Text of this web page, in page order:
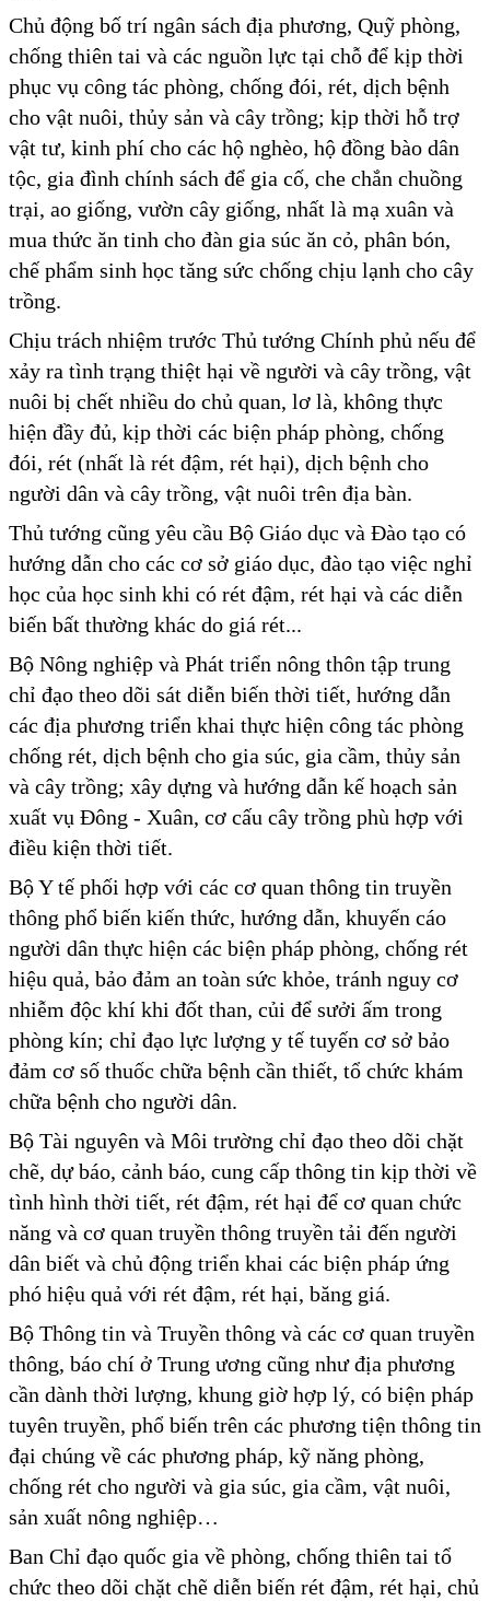
Chủ động bố trí ngân sách địa phương, Quỹ phòng,
chống thiên tai và các nguồn lực tại chỗ để kịp thời
phục vụ công tác phòng, chống đói, rét, dịch bệnh
cho vật nuôi, thủy sản và cây trồng; kịp thời hỗ trợ
vật tư, kinh phí cho các hộ nghèo, hộ đồng bào dân
tộc, gia đình chính sách để gia cố, che chắn chuồng
trại, ao giống, vườn cây giống, nhất là mạ xuân và
mua thức ăn tinh cho đàn gia súc ăn cỏ, phân bón,
chế phẩm sinh học tăng sức chống chịu lạnh cho cây
trồng.
Chịu trách nhiệm trước Thủ tướng Chính phủ nếu để
xảy ra tình trạng thiệt hại về người và cây trồng, vật
nuôi bị chết nhiều do chủ quan, lơ là, không thực
hiện đầy đủ, kịp thời các biện pháp phòng, chống
đói, rét (nhất là rét đậm, rét hại), dịch bệnh cho
người dân và cây trồng, vật nuôi trên địa bàn.
Thủ tướng cũng yêu cầu Bộ Giáo dục và Đào tạo có
hướng dẫn cho các cơ sở giáo dục, đào tạo việc nghỉ
học của học sinh khi có rét đậm, rét hại và các diễn
biến bất thường khác do giá rét...
Bộ Nông nghiệp và Phát triển nông thôn tập trung
chỉ đạo theo dõi sát diễn biến thời tiết, hướng dẫn
các địa phương triển khai thực hiện công tác phòng
chống rét, dịch bệnh cho gia súc, gia cầm, thủy sản
và cây trồng; xây dựng và hướng dẫn kế hoạch sản
xuất vụ Đông - Xuân, cơ cấu cây trồng phù hợp với
điều kiện thời tiết.
Bộ Y tế phối hợp với các cơ quan thông tin truyền
thông phổ biến kiến thức, hướng dẫn, khuyến cáo
người dân thực hiện các biện pháp phòng, chống rét
hiệu quả, bảo đảm an toàn sức khỏe, tránh nguy cơ
nhiễm độc khí khi đốt than, củi để sưởi ấm trong
phòng kín; chỉ đạo lực lượng y tế tuyến cơ sở bảo
đảm cơ số thuốc chữa bệnh cần thiết, tổ chức khám
chữa bệnh cho người dân.
Bộ Tài nguyên và Môi trường chỉ đạo theo dõi chặt
chẽ, dự báo, cảnh báo, cung cấp thông tin kịp thời về
tình hình thời tiết, rét đậm, rét hại để cơ quan chức
năng và cơ quan truyền thông truyền tải đến người
dân biết và chủ động triển khai các biện pháp ứng
phó hiệu quả với rét đậm, rét hại, băng giá.
Bộ Thông tin và Truyền thông và các cơ quan truyền
thông, báo chí ở Trung ương cũng như địa phương
cần dành thời lượng, khung giờ hợp lý, có biện pháp
tuyên truyền, phổ biến trên các phương tiện thông tin
đại chúng về các phương pháp, kỹ năng phòng,
chống rét cho người và gia súc, gia cầm, vật nuôi,
sản xuất nông nghiệp…
Ban Chỉ đạo quốc gia về phòng, chống thiên tai tổ
chức theo dõi chặt chẽ diễn biến rét đậm, rét hại, chủ